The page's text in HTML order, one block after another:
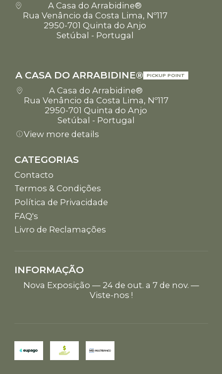
A Casa do Arrabidine®
Rua Venâncio da Costa Lima, Nº117
2950-701 Quinta do Anjo
Setúbal - Portugal
A CASA DO ARRABIDINE® PICKUP POINT
A Casa do Arrabidine®
Rua Venâncio da Costa Lima, Nº117
2950-701 Quinta do Anjo
Setúbal - Portugal
View more details
CATEGORIAS
Contacto
Termos & Condições
Política de Privacidade
FAQ's
Livro de Reclamações
INFORMAÇÃO
Nova Exposição — 24 de out. a 7 de nov. —
Viste-nos !